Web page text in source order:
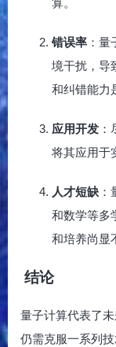
算。
错误率 ：
境干扰，导
和纠错能力
应用开发
将其应用于
人才短缺
和数学等多
和培养尚显
结论
量子计算代表了
仍需克服一系列